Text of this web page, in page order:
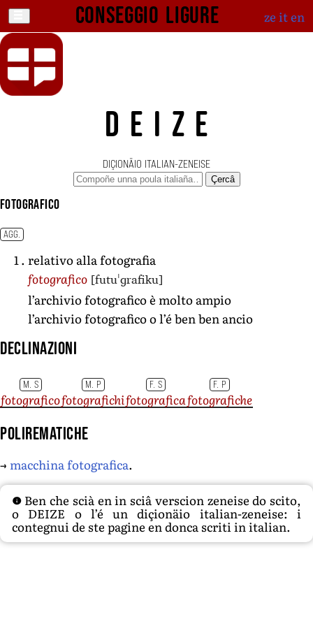
Conseggio ligure ze iten
DEIZE
DIÇIONÄIO ITALIAN-ZENEISE
Çercâ
fotografico
AGG.
relativo alla fotografia
fotografico [futuˈɡrafiku]
l’archivio fotografico è molto ampio
l’archivio fotografico o l’é ben ben ancio
Declinazioni
M. S M. P F. S F. P
fotograficofotografichifotograficafotografiche
Polirematiche
→ macchina fotografica.
Ben che scià en in sciâ verscion zeneise do scito,
o DEIZE o l’é un diçionäio italian-zeneise: i
contegnui de ste pagine en donca scriti in italian.